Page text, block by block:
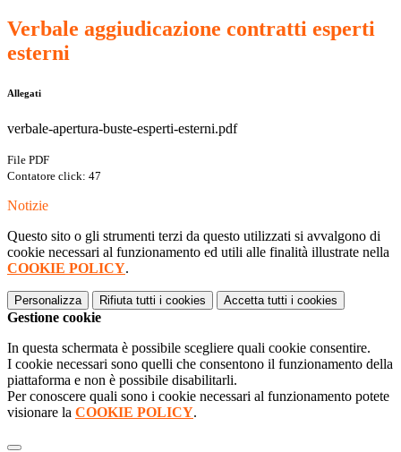
Verbale aggiudicazione contratti esperti
esterni
Allegati
verbale-apertura-buste-esperti-esterni.pdf
File PDF
Contatore click: 47
Notizie
Questo sito o gli strumenti terzi da questo utilizzati si avvalgono di
cookie necessari al funzionamento ed utili alle finalità illustrate nella
COOKIE POLICY.
Personalizza Rifiuta tutti i cookies Accetta tutti i cookies
Gestione cookie
In questa schermata è possibile scegliere quali cookie consentire.
I cookie necessari sono quelli che consentono il funzionamento della
piattaforma e non è possibile disabilitarli.
Per conoscere quali sono i cookie necessari al funzionamento potete
visionare la COOKIE POLICY.